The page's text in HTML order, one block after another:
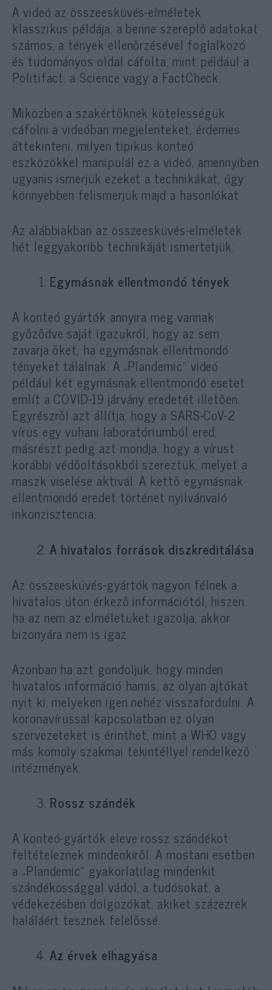
A videó az összeesküvés-elméletek
klasszikus példája, a benne szereplő adatokat
számos, a tények ellenőrzésével foglalkozó
és tudományos oldal cáfolta, mint például a
Politifact, a Science vagy a FactCheck.
Miközben a szakértőknek kötelességük
cáfolni a videóban megjelenteket, érdemes
áttekinteni, milyen tipikus konteó
eszközökkel manipulál ez a videó, amennyiben
ugyanis ismerjük ezeket a technikákat, úgy
könnyebben felismerjük majd a hasonlókat.
Az alábbiakban az összeesküvés-elméletek
hét leggyakoribb technikáját ismertetjük:
Egymásnak ellentmondó tények
A konteó gyártók annyira meg vannak
győződve saját igazukról, hogy az sem
zavarja őket, ha egymásnak ellentmondó
tényeket tálalnak. A „Plandemic” videó
például két egymásnak ellentmondó esetet
említ a COVID-19 járvány eredetét illetően.
Egyrészről azt állítja, hogy a SARS-CoV-2
vírus egy vuhani laboratóriumból ered,
másrészt pedig azt mondja, hogy a vírust
korábbi védőoltásokból szereztük, melyet a
maszk viselése aktivál. A kettő egymásnak
ellentmondó eredet történet nyilvánvaló
inkonzisztencia.
A hivatalos források diszkreditálása
Az összeesküvés-gyártók nagyon félnek a
hivatalos úton érkező információtól, hiszen
ha az nem az elméletüket igazolja, akkor
bizonyára nem is igaz.
Azonban ha azt gondoljuk, hogy minden
hivatalos információ hamis, az olyan ajtókat
nyit ki, melyeken igen nehéz visszafordulni. A
koronavírussal kapcsolatban ez olyan
szervezeteket is érinthet, mint a WHO vagy
más komoly szakmai tekintéllyel rendelkező
intézmények.
Rossz szándék
A konteó-gyártók eleve rossz szándékot
feltételeznek mindenkiről. A mostani esetben
a „Plandemic” gyakorlatilag mindenkit
szándékossággal vádol, a tudósokat, a
védekezésben dolgozókat, akiket százezrek
haláláért tesznek felelőssé.
Az érvek elhagyása